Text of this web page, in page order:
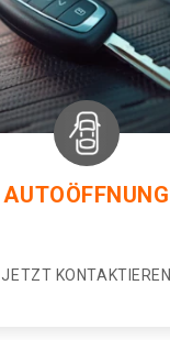
AUTOÖFFNUNG
JETZT KONTAKTIEREN